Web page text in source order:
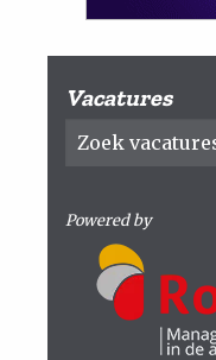
Vacatures
Powered by